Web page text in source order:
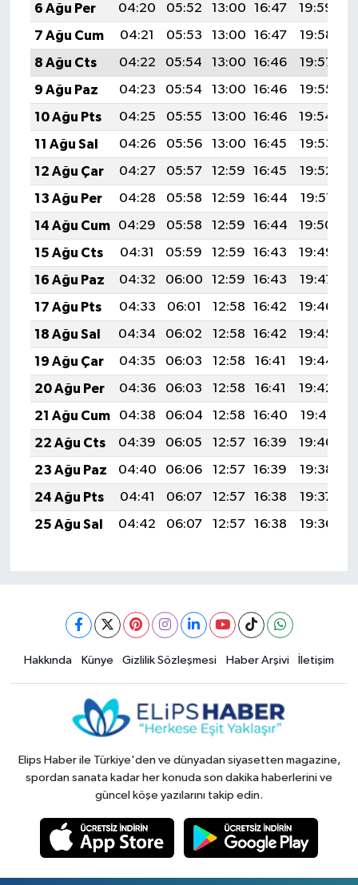
6 Ağu Per
04:20 05:52 13:00 16:47 19:59
7 Ağu Cum
04:21 05:53 13:00 16:47 19:58
8 Ağu Cts
04:22 05:54 13:00 16:46 19:57
9 Ağu Paz
04:23 05:54 13:00 16:46 19:55
10 Ağu Pts
04:25 05:55 13:00 16:46 19:54
11 Ağu Sal
04:26 05:56 13:00 16:45 19:53
12 Ağu Çar
04:27 05:57 12:59 16:45 19:52
13 Ağu Per
04:28 05:58 12:59 16:44 19:51
14 Ağu Cum
04:29 05:58 12:59 16:44 19:50
15 Ağu Cts
04:31 05:59 12:59 16:43 19:49
16 Ağu Paz
04:32 06:00 12:59 16:43 19:47
17 Ağu Pts
04:33 06:01 12:58 16:42 19:46
18 Ağu Sal
04:34 06:02 12:58 16:42 19:45
19 Ağu Çar
04:35 06:03 12:58 16:41 19:44
20 Ağu Per
04:36 06:03 12:58 16:41 19:42
21 Ağu Cum
04:38 06:04 12:58 16:40 19:41
22 Ağu Cts
04:39 06:05 12:57 16:39 19:40
23 Ağu Paz
04:40 06:06 12:57 16:39 19:38
24 Ağu Pts
04:41 06:07 12:57 16:38 19:37
25 Ağu Sal
04:42 06:07 12:57 16:38 19:36
Hakkında Künye Gizlilik Sözleşmesi Haber Arşivi İletişim
Elips Haber ile Türkiye'den ve dünyadan siyasetten magazine,
spordan sanata kadar her konuda son dakika haberlerini ve
güncel köşe yazılarını takip edin.